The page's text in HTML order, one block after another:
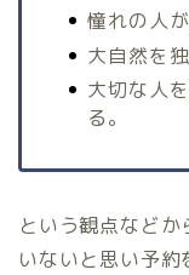
憧れの人
大自然を
大切な人
る。
という観点など
いないと思い予約